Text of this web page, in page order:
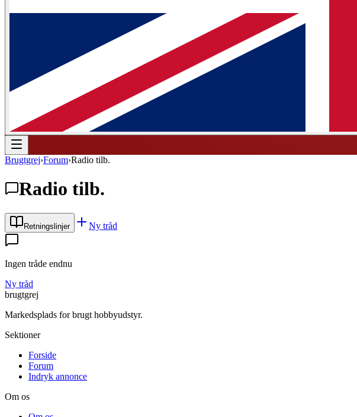
Brugtgrej›Forum›Radio tilb.
Radio tilb.
Retningslinjer Ny tråd
Ingen tråde endnu
Ny tråd
brugtgrej
Markedsplads for brugt hobbyudstyr.
Sektioner
Forside
Forum
Indryk annonce
Om os